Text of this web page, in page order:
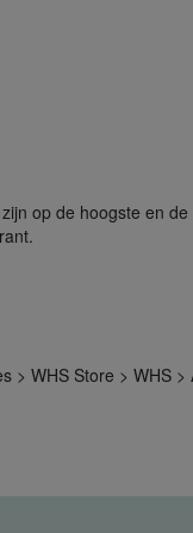
op de hoogste en de
> WHS Store > WHS >